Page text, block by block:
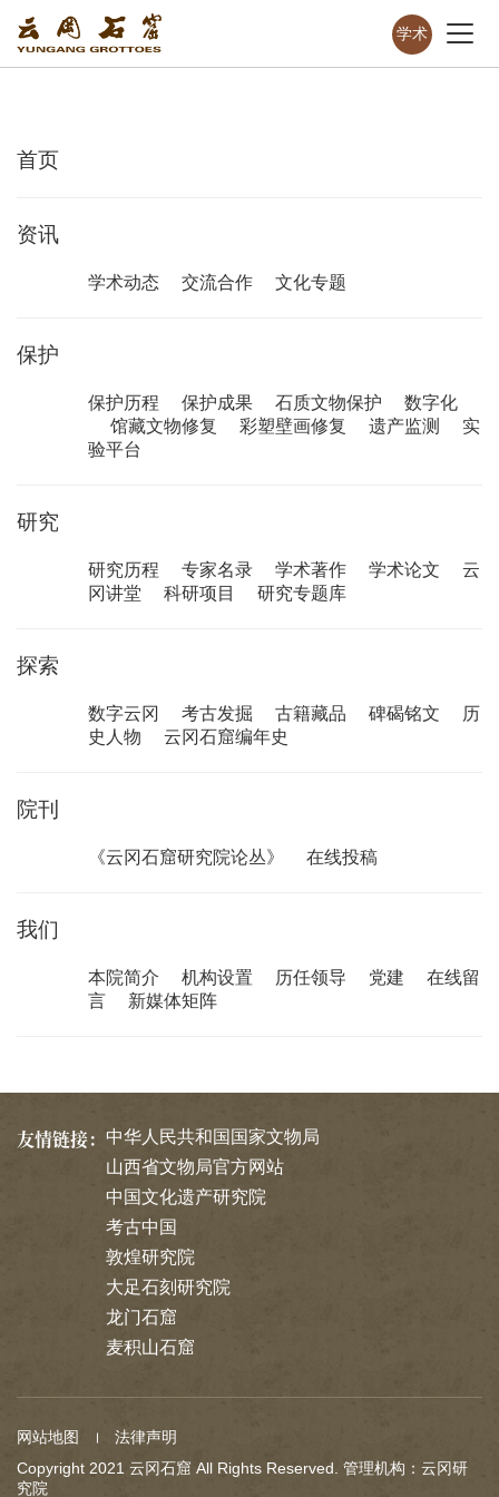
学术
首页
资讯
学术动态 交流合作 文化专题
保护
保护历程 保护成果 石质文物保护
数字化
馆藏文物修复
彩塑壁画修复 遗产监测
实
验平台
研究
研究历程 专家名录 学术著作 学术论文
云
冈讲堂
科研项目 研究专题库
探索
数字云冈 考古发掘 古籍藏品 碑碣铭文
历
史人物
云冈石窟编年史
院刊
《云冈石窟研究院论丛》 在线投稿
我们
本院简介 机构设置 历任领导 党建
在线留
言
新媒体矩阵
友情链接： 中华人民共和国国家文物局
山西省文物局官方网站
中国文化遗产研究院
考古中国
敦煌研究院
大足石刻研究院
龙门石窟
麦积山石窟
网站地图
法律声明
Copyright 2021 云冈石窟 All Rights Reserved. 管理机构：云冈研
究院